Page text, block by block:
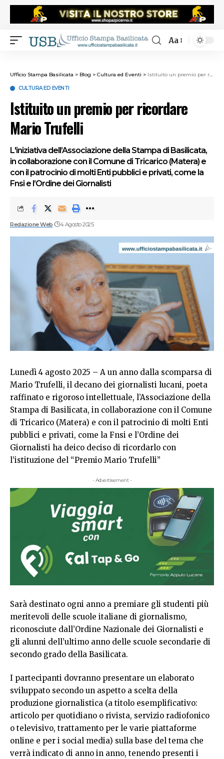
Aa
Ufficio Stampa Basilicata > Blog > Cultura ed Eventi > Istituito un premio per ricordare Mario Trufelli
CULTURA ED EVENTI
Istituito un premio per ricordare
Mario Trufelli
L'iniziativa dell’Associazione della Stampa di Basilicata,
in collaborazione con il Comune di Tricarico (Matera) e
con il patrocinio di molti Enti pubblici e privati, come la
Fnsi e l’Ordine dei Giornalisti
Redazione Web 4 Agosto 2025
Lunedì 4 agosto 2025 – A un anno dalla scomparsa di
Mario Trufelli, il decano dei giornalisti lucani, poeta
raffinato e rigoroso intellettuale, l’Associazione della
Stampa di Basilicata, in collaborazione con il Comune
di Tricarico (Matera) e con il patrocinio di molti Enti
pubblici e privati, come la Fnsi e l’Ordine dei
Giornalisti ha deico deciso di ricordarlo con
l’istituzione del “Premio Mario Trufelli”
- Advertisement -
Sarà destinato ogni anno a premiare gli studenti più
meritevoli delle scuole italiane di giornalismo,
riconosciute dall’Ordine Nazionale dei Giornalisti e
gli alunni dell’ultimo anno delle scuole secondarie di
secondo grado della Basilicata.
I partecipanti dovranno presentare un elaborato
sviluppato secondo un aspetto a scelta della
produzione giornalistica (a titolo esemplificativo:
articolo per quotidiano o rivista, servizio radiofonico
o televisivo, trattamento per le varie piattaforme
online e per i social media) sulla base del tema che
verrà indicato di anno in anno, tenendo presenti i